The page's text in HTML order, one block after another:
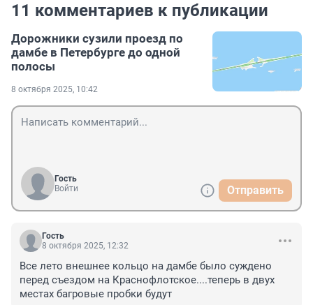
11 комментариев к публикации
Дорожники сузили проезд по
дамбе в Петербурге до одной
полосы
8 октября 2025, 10:42
Гость
Войти
Отправить
Гость
8 октября 2025, 12:32
Все лето внешнее кольцо на дамбе было суждено
перед съездом на Краснофлотское....теперь в двух
местах багровые пробки будут